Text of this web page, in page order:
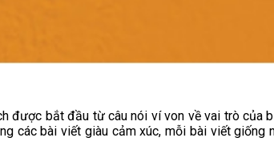
được bắt đầu từ câu nói ví von về vai trò của
các bài viết giàu cảm xúc, mỗi bài viết giống